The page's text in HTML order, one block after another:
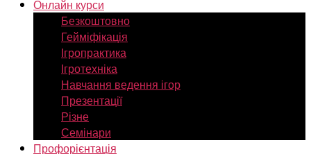
Онлайн курси
Безкоштовно
Гейміфікація
Ігропрактика
Ігротехніка
Навчання ведення ігор
Презентації
Різне
Семінари
Профорієнтація